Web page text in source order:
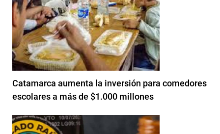
Catamarca aumenta la inversión para comedores
escolares a más de $1.000 millones